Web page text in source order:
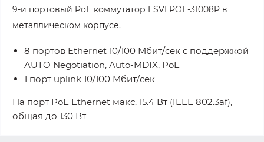
9-и портовый PoE коммутатор ESVI POE-31008P в
металлическом корпусе.
8 портов Ethernet 10/100 Мбит/сек с поддержкой
AUTO Negotiation, Auto-MDIX, PoE
1 порт uplink 10/100 Мбит/сек
На порт PoE Ethernet макс. 15.4 Вт (IEEE 802.3af),
общая до 130 Вт